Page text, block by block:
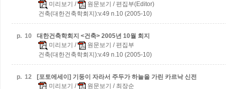
미리보기 / 원문보기 / 편집부(Editor)
건축(대한건축학회지):v.49 n.10 (2005-10)
p. 10
대한건축학회지 <건축> 2005년 10월 회지
미리보기 / 원문보기 / 편집부
건축(대한건축학회지):v.49 n.10 (2005-10)
p. 12
[포토에세이] 기둥이 자라서 주두가 하늘을 가린 카르낙 신전
미리보기 / 원문보기 / 최장순